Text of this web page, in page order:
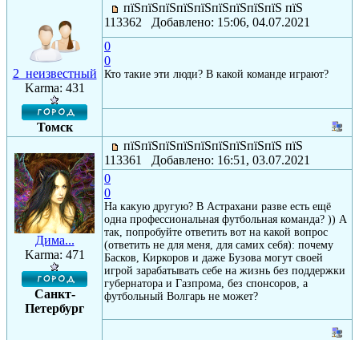
2_неизвестный
Karma: 431
Томск
пїЅпїЅпїЅпїЅпїЅпїЅпїЅпїЅпїЅ пїЅ
113362 Добавлено: 15:06, 04.07.2021
0
0
Кто такие эти люди? В какой команде играют?
Дима...
Karma: 471
Санкт-
Петербург
пїЅпїЅпїЅпїЅпїЅпїЅпїЅпїЅпїЅ пїЅ
113361 Добавлено: 16:51, 03.07.2021
0
0
На какую другую? В Астрахани разве есть ещё
одна профессиональная футбольная команда? )) А
так, попробуйте ответить вот на какой вопрос
(ответить не для меня, для самих себя): почему
Басков, Киркоров и даже Бузова могут своей
игрой зарабатывать себе на жизнь без поддержки
губернатора и Газпрома, без спонсоров, а
футбольный Волгарь не может?